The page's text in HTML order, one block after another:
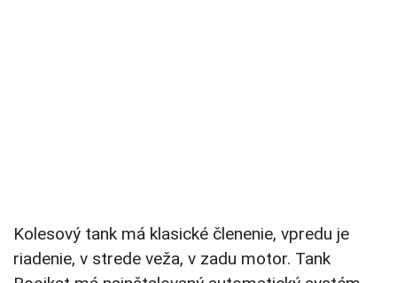
Kolesový tank má klasické členenie, vpredu je
riadenie, v strede veža, v zadu motor. Tank